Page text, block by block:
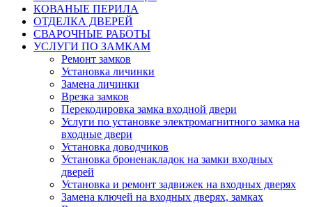
КОВАНЫЕ ПЕРИЛА
ОТДЕЛКА ДВЕРЕЙ
СВАРОЧНЫЕ РАБОТЫ
УСЛУГИ ПО ЗАМКАМ
Ремонт замков
Установка личинки
Замена личинки
Врезка замков
Перекодировка замка входной двери
Услуги по установке электромагнитного замка на
входные двери
Установка доводчиков
Установка броненакладок на замки входных
дверей
Установка и ремонт задвижек на входных дверях
Замена ключей на входных дверях, замках